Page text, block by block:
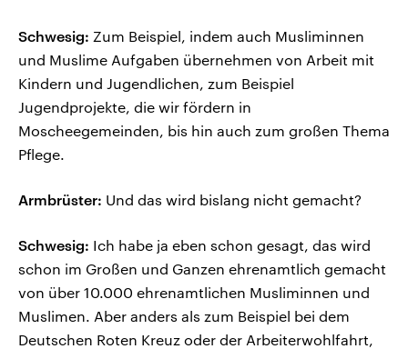
Schwesig: Zum Beispiel, indem auch Musliminnen
und Muslime Aufgaben übernehmen von Arbeit mit
Kindern und Jugendlichen, zum Beispiel
Jugendprojekte, die wir fördern in
Moscheegemeinden, bis hin auch zum großen Thema
Pflege.
Armbrüster: Und das wird bislang nicht gemacht?
Schwesig: Ich habe ja eben schon gesagt, das wird
schon im Großen und Ganzen ehrenamtlich gemacht
von über 10.000 ehrenamtlichen Musliminnen und
Muslimen. Aber anders als zum Beispiel bei dem
Deutschen Roten Kreuz oder der Arbeiterwohlfahrt,